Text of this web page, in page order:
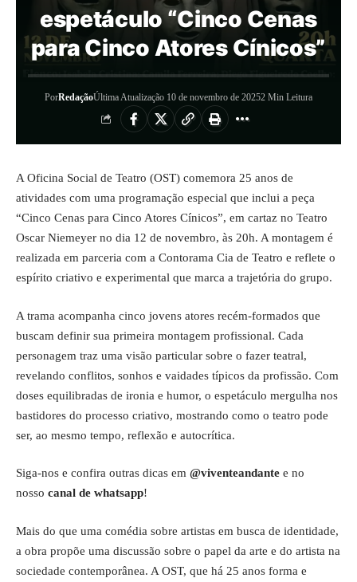
espetáculo “Cinco Cenas
para Cinco Atores Cínicos”
PorRedaçãoÚltima Atualização 10 de novembro de 20252 Min Leitura
A Oficina Social de Teatro (OST) comemora 25 anos de
atividades com uma programação especial que inclui a peça
“Cinco Cenas para Cinco Atores Cínicos”, em cartaz no Teatro
Oscar Niemeyer no dia 12 de novembro, às 20h. A montagem é
realizada em parceria com a Contorama Cia de Teatro e reflete o
espírito criativo e experimental que marca a trajetória do grupo.
A trama acompanha cinco jovens atores recém-formados que
buscam definir sua primeira montagem profissional. Cada
personagem traz uma visão particular sobre o fazer teatral,
revelando conflitos, sonhos e vaidades típicos da profissão. Com
doses equilibradas de ironia e humor, o espetáculo mergulha nos
bastidores do processo criativo, mostrando como o teatro pode
ser, ao mesmo tempo, reflexão e autocrítica.
Siga-nos e confira outras dicas em @viventeandante e no
nosso canal de whatsapp!
Mais do que uma comédia sobre artistas em busca de identidade,
a obra propõe uma discussão sobre o papel da arte e do artista na
sociedade contemporânea. A OST, que há 25 anos forma e